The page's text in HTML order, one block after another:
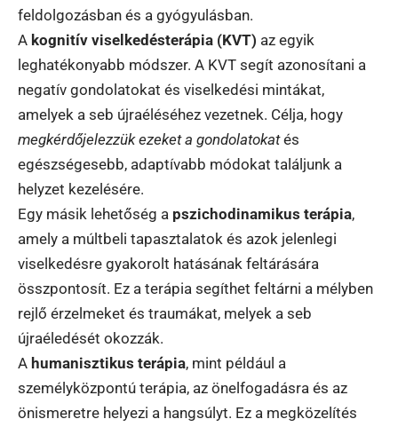
feldolgozásban és a gyógyulásban.
A kognitív viselkedésterápia (KVT) az egyik
leghatékonyabb módszer. A KVT segít azonosítani a
negatív gondolatokat és viselkedési mintákat,
amelyek a seb újraéléséhez vezetnek. Célja, hogy
megkérdőjelezzük ezeket a gondolatokatés
egészségesebb, adaptívabb módokat találjunk a
helyzet kezelésére.
Egy másik lehetőség a pszichodinamikus terápia,
amely a múltbeli tapasztalatok és azok jelenlegi
viselkedésre gyakorolt hatásának feltárására
összpontosít. Ez a terápia segíthet feltárni a mélyben
rejlő érzelmeket és traumákat, melyek a seb
újraéledését okozzák.
A humanisztikus terápia, mint például a
személyközpontú terápia, az önelfogadásra és az
önismeretre helyezi a hangsúlyt. Ez a megközelítés